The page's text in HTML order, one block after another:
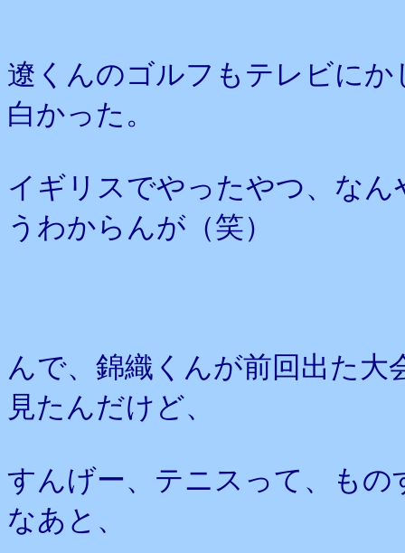
遼くんのゴルフもテレビに
白かった。
イギリスでやったやつ、な
うわからんが（笑）
んで、錦織くんが前回出た
見たんだけど、
すんげー、テニスって、も
なあと、